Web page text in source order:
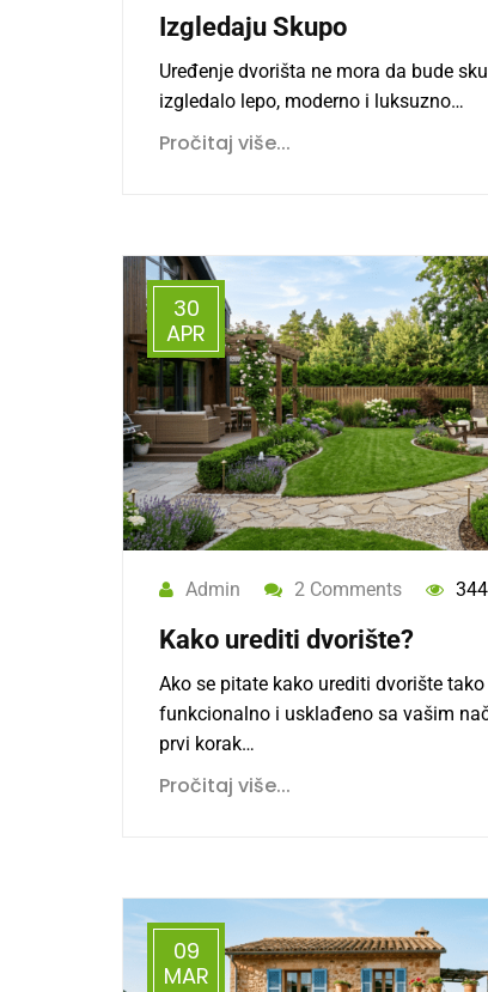
Izgledaju Skupo
Uređenje dvorišta ne mora da bude
izgledalo lepo, moderno i luksuzno…
Pročitaj više...
30
APR
Admin 2 Comments
Kako urediti dvorište?
Ako se pitate kako urediti dvorište
funkcionalno i usklađeno sa vašim
prvi korak…
Pročitaj više...
09
MAR